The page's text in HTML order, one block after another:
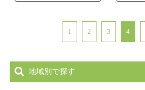
1 2 3 4
地域別で探す